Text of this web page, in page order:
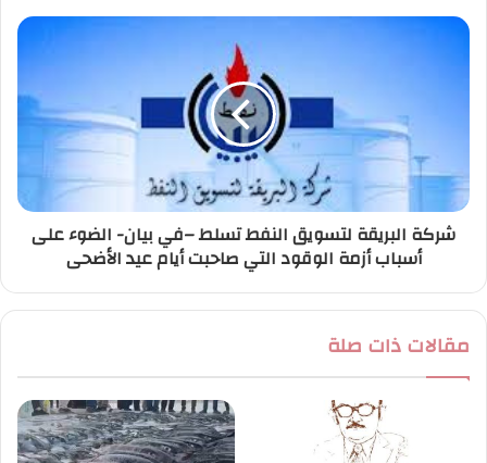
شركة البريقة لتسويق النفط تسلط –في بيان- الضوء على
أسباب أزمة الوقود التي صاحبت أيام عيد الأضحى
مقالات ذات صلة